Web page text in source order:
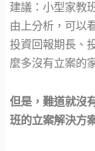
建議：小型家教
由上分析，可以
投資回報期長、
麼多沒有立案的
但是，難道就沒
班的立案解決方